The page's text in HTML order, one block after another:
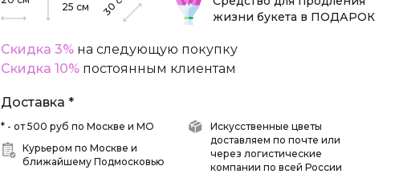
25 см 30
жизни букета в ПОДАРОК
Скидка 3% на следующую покупку
Скидка 10% постоянным клиентам
Доставка *
* - от 500 руб по Москве и МО
Курьером по Москве и
ближайшему Подмосковью
Искусственные цветы
доставляем по почте или
через логистические
компании по всей России